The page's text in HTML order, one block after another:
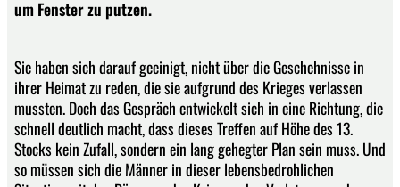
um Fenster zu putzen.
Sie haben sich darauf geeinigt, nicht über die Geschehnisse in
ihrer Heimat zu reden, die sie aufgrund des Krieges verlassen
mussten. Doch das Gespräch entwickelt sich in eine Richtung, die
schnell deutlich macht, dass dieses Treffen auf Höhe des 13.
Stocks kein Zufall, sondern ein lang gehegter Plan sein muss. Und
so müssen sich die Männer in dieser lebensbedrohlichen